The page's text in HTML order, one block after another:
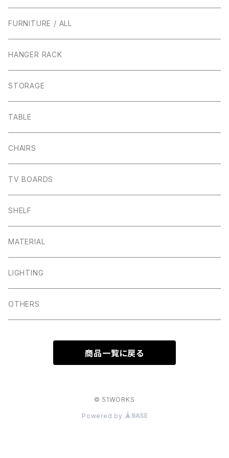
FURNITURE / ALL
HANGER RACK
STORAGE
TABLE
CHAIRS
TV BOARDS
SHELF
MATERIAL
LIGHTING
OTHERS
商品一覧に戻る
© 51WORKS
Powered by